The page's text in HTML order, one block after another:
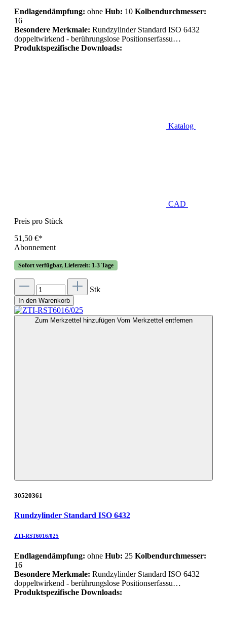
Endlagendämpfung: ohne Hub: 10 Kolbendurchmesser:
16
Besondere Merkmale: Rundzylinder Standard ISO 6432
doppeltwirkend - berührungslose Positionserfassu…
Produktspezifische Downloads:
Katalog
CAD
Preis pro Stück
51,50 €*
Abonnement
Sofort verfügbar, Lieferzeit: 1-3 Tage
Stk
In den Warenkorb
Zum Merkzettel hinzufügen Vom Merkzettel entfernen
30520361
Rundzylinder Standard ISO 6432
ZTI-RST6016/025
Endlagendämpfung: ohne Hub: 25 Kolbendurchmesser:
16
Besondere Merkmale: Rundzylinder Standard ISO 6432
doppeltwirkend - berührungslose Positionserfassu…
Produktspezifische Downloads: